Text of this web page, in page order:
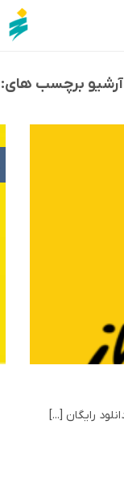
آرشیو برچسب های: